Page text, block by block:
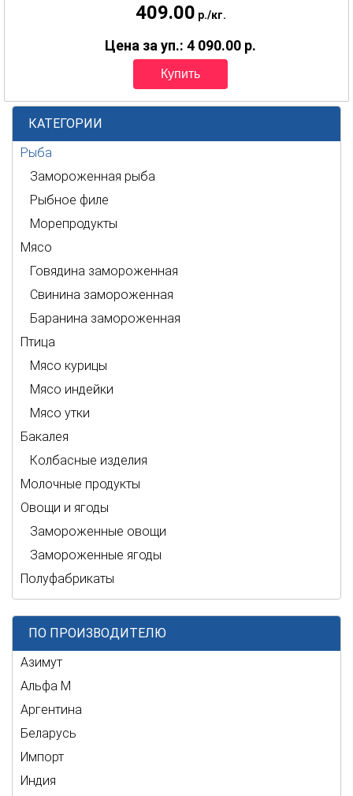
409.00 p./кг.
Цена за уп.: 4 090.00 p.
КАТЕГОРИИ
Рыба
Замороженная рыба
Рыбное филе
Морепродукты
Мясо
Говядина замороженная
Свинина замороженная
Баранина замороженная
Птица
Мясо курицы
Мясо индейки
Мясо утки
Бакалея
Колбасные изделия
Молочные продукты
Овощи и ягоды
Замороженные овощи
Замороженные ягоды
Полуфабрикаты
ПО ПРОИЗВОДИТЕЛЮ
Азимут
Альфа М
Аргентина
Беларусь
Импорт
Индия